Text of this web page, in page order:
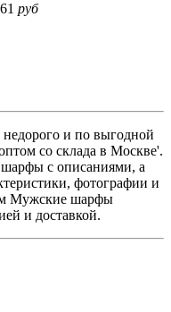
руб
и по выгодной
со склада в Москве'.
с описаниями, а
фотографии и
Мужские шарфы
и доставкой.